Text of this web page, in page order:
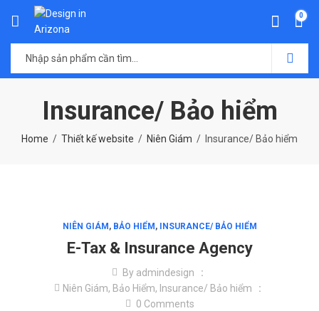
0
Insurance/ Bảo hiểm
Home Thiết kế website Niên Giám Insurance/ Bảo hiểm
NIÊN GIÁM, BẢO HIỂM, INSURANCE/ BẢO HIỂM
E-Tax & Insurance Agency
By admindesign
Niên Giám, Bảo Hiểm, Insurance/ Bảo hiểm
0 Comments